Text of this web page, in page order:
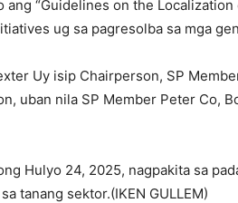
“Guidelines on the
ug sa pagresolba sa mga
Uy isip Chairperson, SP
uban nila SP Member Peter Co,
Hulyo 24, 2025, nagpakita sa
tanang sektor.(IKEN GULLEM)